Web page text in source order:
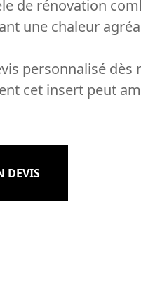
de rénovation
une chaleur
personnalisé
cet insert peut
DEVIS